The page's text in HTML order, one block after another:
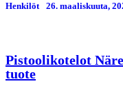
Henkilöt 26. maaliskuuta,
Pistoolikotelot
tuote